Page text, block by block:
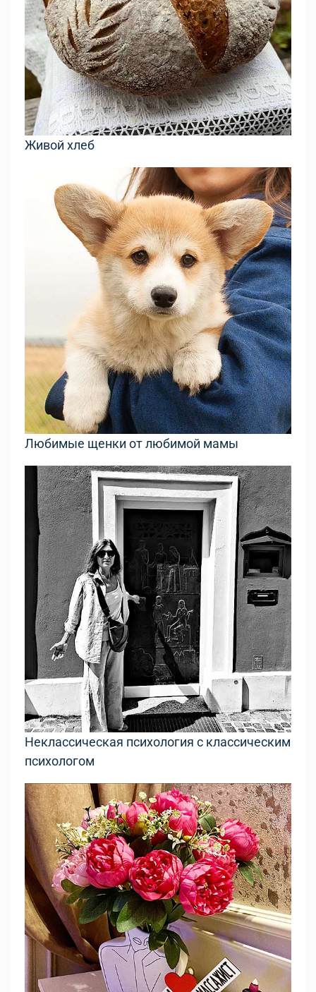
Живой хлеб
Любимые щенки от любимой мамы
Неклассическая психология с классическим
психологом